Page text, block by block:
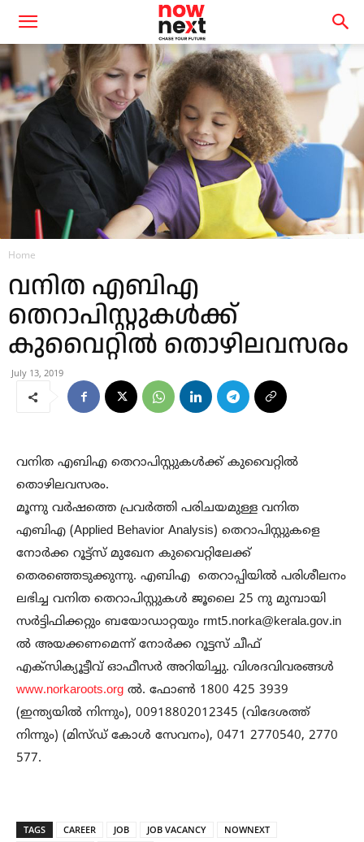
Home
വനിത എബിഎ
തെറാപിസ്റ്റുകള്‍ക്ക്
കുവൈറ്റില്‍ തൊഴിലവസരം
July 13, 2019
വനിത എബിഎ തെറാപിസ്റ്റുകള്‍ക്ക് കുവൈറ്റില്‍
തൊഴിലവസരം.
മൂന്നു വര്‍ഷത്തെ പ്രവര്‍ത്തി പരിചയമുള്ള വനിത
എബിഎ (Applied Behavior Analysis) തെറാപിസ്റ്റുകളെ
നോര്‍ക്ക റൂട്ട്സ് മുഖേന കുവൈറ്റിലേക്ക്
തെരഞ്ഞെടുക്കുന്നു. എബിഎ തെറാപ്പിയില്‍ പരിശീലനം
ലഭിച്ച വനിത തെറാപിസ്റ്റുകള്‍ ജൂലൈ 25 നു മുമ്പായി
സര്‍ട്ടിഫിക്കറ്റും ബയോഡാറ്റയും rmt5.norka@kerala.gov.in
ല്‍ അയക്കണമെന്ന് നോര്‍ക്ക റൂട്ടസ് ചീഫ്
എക്സിക്യൂട്ടീവ് ഓഫീസര്‍ അറിയിച്ചു. വിശദവിവരങ്ങള്‍
www.norkaroots.org ല്‍. ഫോണ്‍ 1800 425 3939
(ഇന്ത്യയില്‍ നിന്നും), 00918802012345 (വിദേശത്ത്
നിന്നും) (മിസ്ഡ് കോള്‍ സേവനം), 0471 2770540, 2770
577.
TAGS CAREER JOB JOB VACANCY
NOWNEXT